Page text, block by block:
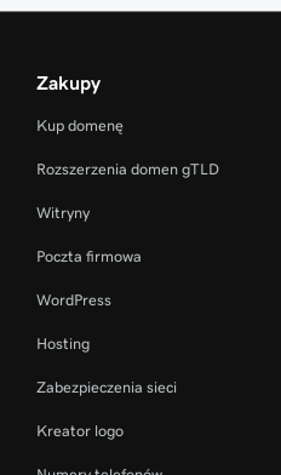
Zakupy
Kup domenę
Rozszerzenia domen gTLD
Witryny
Poczta firmowa
WordPress
Hosting
Zabezpieczenia sieci
Kreator logo